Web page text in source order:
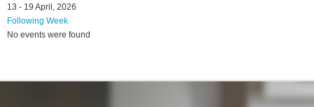
13 - 19 April, 2026
Following Week
No events were found